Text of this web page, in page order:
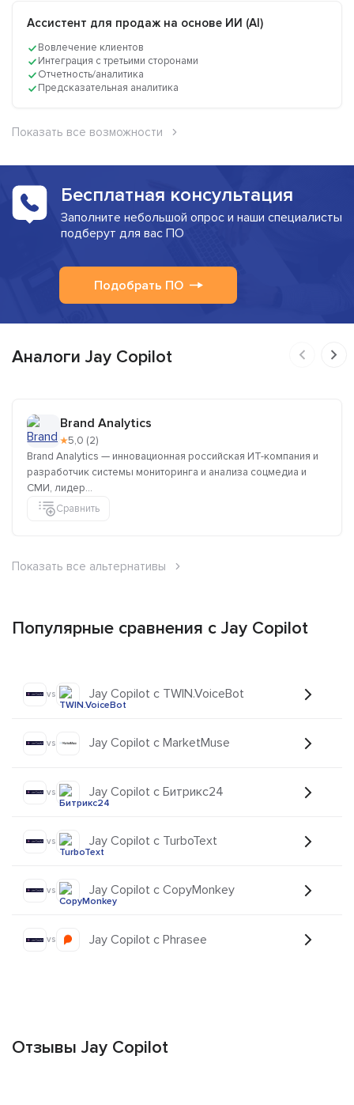
Ассистент для продаж на основе ИИ (AI)
Вовлечение клиентов
Интеграция с третьими сторонами
Отчетность/аналитика
Предсказательная аналитика
Показать все возможности
Бесплатная консультация
Заполните небольшой опрос и наши специалисты
подберут для вас ПО
Подобрать ПО
Аналоги Jay Copilot
Brand Analytics
★5,0 (2)
Brand Analytics — инновационная российская ИТ-компания и
разработчик системы мониторинга и анализа соцмедиа и
СМИ, лидер...
Сравнить
Показать все альтернативы
Популярные сравнения с Jay Copilot
vs Jay Copilot с TWIN.VoiceBot
vs Jay Copilot с MarketMuse
vs Jay Copilot с Битрикс24
vs Jay Copilot с TurboText
vs Jay Copilot с CopyMonkey
vs Jay Copilot с Phrasee
Отзывы Jay Copilot